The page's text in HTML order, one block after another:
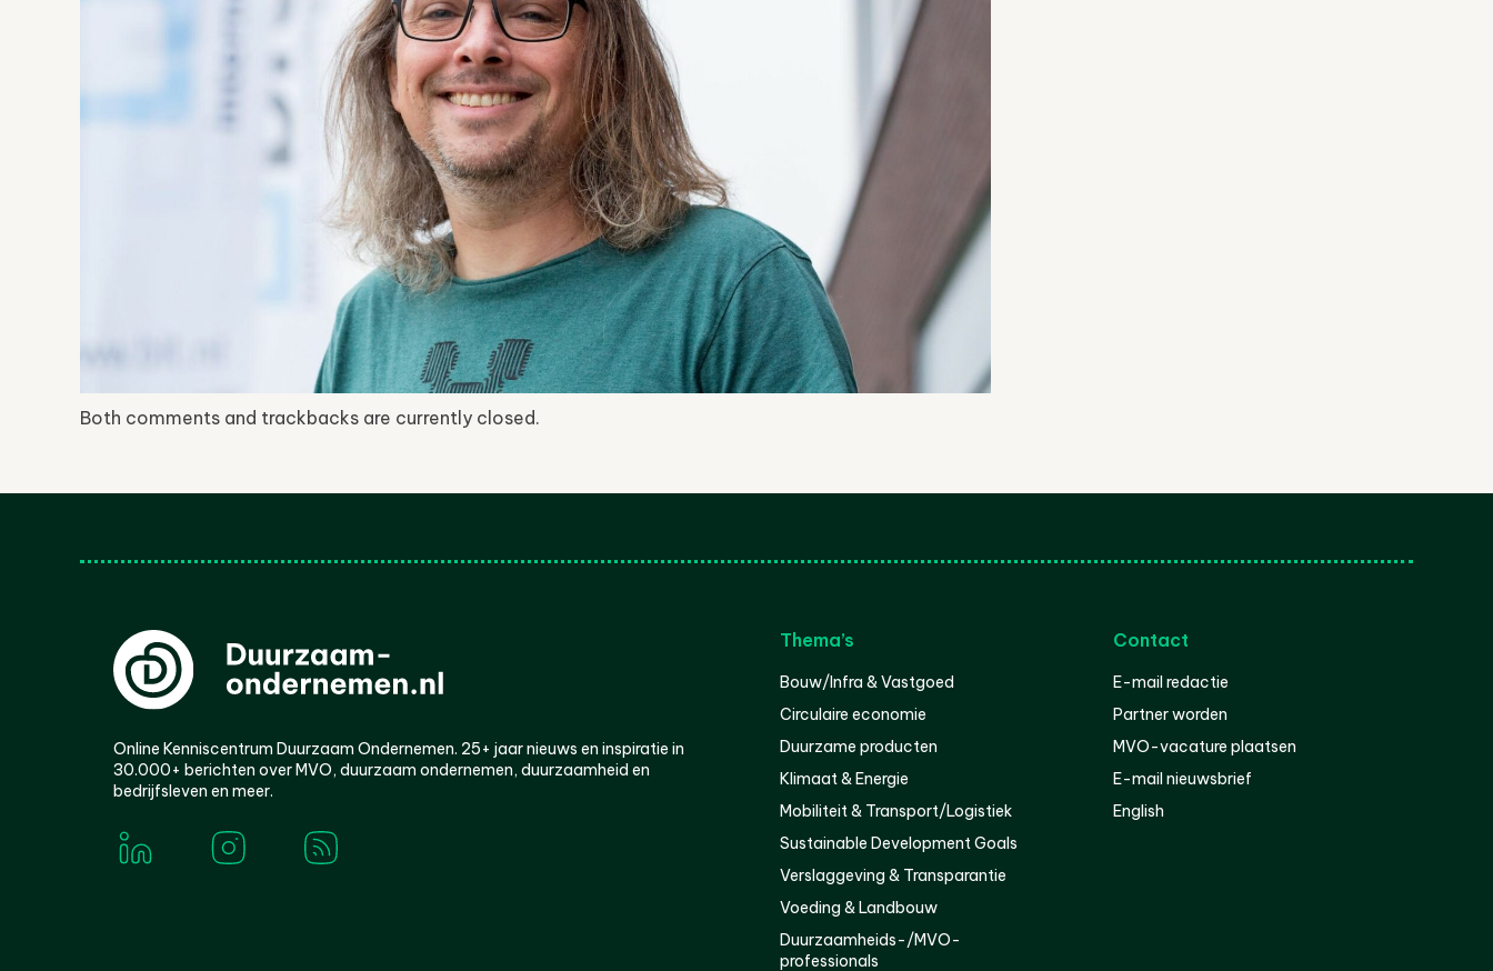
Both comments and trackbacks are currently closed.
Online Kenniscentrum Duurzaam Ondernemen. 25+ jaar nieuws en inspiratie in
30.000+ berichten over MVO, duurzaam ondernemen, duurzaamheid en
bedrijfsleven en meer.
Thema’s
Bouw/Infra & Vastgoed
Circulaire economie
Duurzame producten
Klimaat & Energie
Mobiliteit & Transport/Logistiek
Sustainable Development Goals
Verslaggeving & Transparantie
Voeding & Landbouw
Duurzaamheids-/MVO-
professionals
Contact
E-mail redactie
Partner worden
MVO-vacature plaatsen
E-mail nieuwsbrief
English